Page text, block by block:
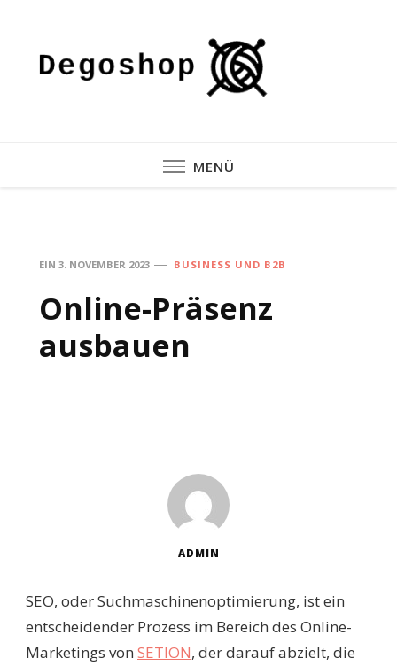
MENÜ
EIN 3. NOVEMBER 2023 BUSINESS UND B2B
Online-Präsenz
ausbauen
ADMIN
SEO, oder Suchmaschinenoptimierung, ist ein
entscheidender Prozess im Bereich des Online-
Marketings von SETION, der darauf abzielt, die